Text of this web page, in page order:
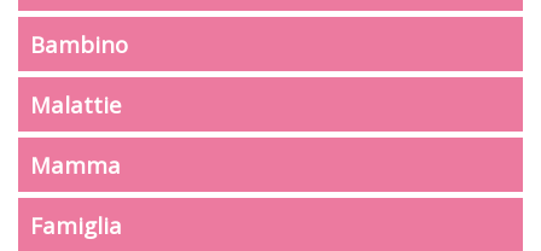
Bambino
Malattie
Mamma
Famiglia